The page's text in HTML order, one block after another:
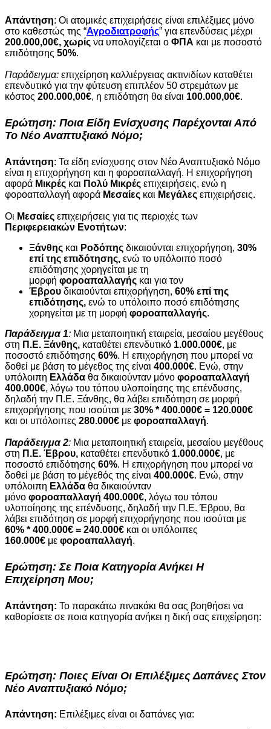
Aπάντηση: Οι ατομικές επιχειρήσεις είναι επιλέξιμες μόνο
στο καθεστώς της “Αγροδιατροφής” για επενδύσεις μέχρι
200.000,00€, χωρίς να υπολογίζεται ο ΦΠΑ και με ποσοστό
επιδότησης 50%.
Παράδειγμα: επιχείρηση καλλιέργειας ακτινιδίων καταθέτει
επενδυτικό για την φύτευση επιπλέον 50 στρεμάτων με
κόστος 200.000,00€, η επιδότηση θα είναι 100.000,00€.
Ερώτηση: Ποια Είδη Ενίσχυσης Παρέχονται Από
Το Νέο Αναπτυξιακό Νόμο;
Απάντηση: Τα είδη ενίσχυσης στον Νέο Αναπτυξιακό Νόμο
είναι η επιχορήγηση και η φοροαπαλλαγή. Η επιχορήγηση
αφορά Μικρές και Πολύ Μικρές επιχειρήσεις, ενώ η
φοροαπαλλαγή αφορά Μεσαίες και Μεγάλες επιχειρήσεις.
Οι Μεσαίες επιχειρήσεις για τις περιοχές των
Περιφερειακών Ενοτήτων:
Ξάνθης και Ροδόπης δικαιούνται επιχορήγηση, 30%
επί της επιδότησης, ενώ το υπόλοιπο ποσό
επιδότησης χορηγείται με τη
μορφή φοροαπαλλαγής και για τον
Έβρου δικαιούνται επιχορήγηση, 60% επί της
επιδότησης, ενώ το υπόλοιπο ποσό επιδότησης
χορηγείται με τη μορφή φοροαπαλλαγής.
Παράδειγμα 1: Μια μεταποιητική εταιρεία, μεσαίου μεγέθους
στη Π.Ε. Ξάνθης, καταθέτει επενδυτικό 1.000.000€, με
ποσοστό επιδότησης 60%. Η επιχορήγηση που μπορεί να
δοθεί με βάση το μέγεθος της είναι 400.000€. Ενώ, στην
υπόλοιπη Ελλάδα θα δικαιούνταν μόνο φοροαπαλλαγή
400.000€, λόγω του τόπου υλοποίησης της επένδυσης,
δηλαδή την Π.Ε. Ξάνθης, θα λάβει επιδότηση σε μορφή
επιχορήγησης που ισούται με 30% * 400.000€ = 120.000€
και οι υπόλοιπες 280.000€ με φοροαπαλλαγή.
Παράδειγμα 2: Μια μεταποιητική εταιρεία, μεσαίου μεγέθους
στη Π.Ε. Έβρου, καταθέτει επενδυτικό 1.000.000€, με
ποσοστό επιδότησης 60%. Η επιχορήγηση που μπορεί να
δοθεί με βάση το μέγεθός της είναι 400.000€. Ενώ, στην
υπόλοιπη Ελλάδα θα δικαιούνταν
μόνο φοροαπαλλαγή 400.000€, λόγω του τόπου
υλοποίησης της επένδυσης, δηλαδή την Π.Ε. Έβρου, θα
λάβει επιδότηση σε μορφή επιχορήγησης που ισούται με
60% * 400.000€ = 240.000€ και οι υπόλοιπες
160.000€ με φοροαπαλλαγή.
Ερώτηση: Σε Ποια Κατηγορία Ανήκει Η
Επιχείρηση Μου;
Απάντηση: Το παρακάτω πινακάκι θα σας βοηθήσει να
καθορίσετε σε ποια κατηγορία ανήκει η δική σας επιχείρηση:
Ερώτηση: Ποιες Είναι Οι Επιλέξιμες Δαπάνες Στον
Νέο Αναπτυξιακό Νόμο;
Απάντηση: Επιλέξιμες είναι οι δαπάνες για: